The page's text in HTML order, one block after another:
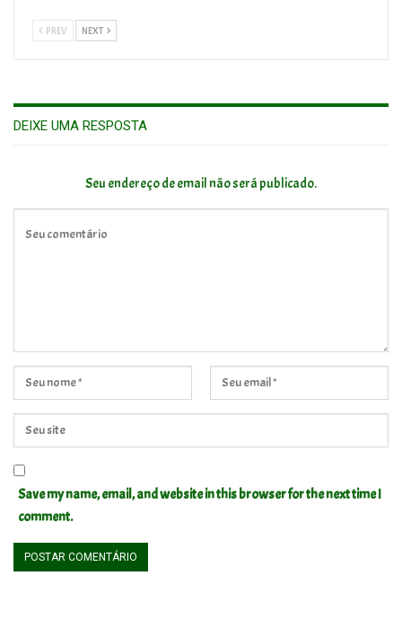
PREV NEXT
DEIXE UMA RESPOSTA
Seu endereço de email não será publicado.
Save my name, email, and website in this browser for the next time I
comment.